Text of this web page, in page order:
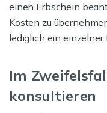
einen Erbschein
Kosten zu
lediglich ein einzelner
Im
konsultieren